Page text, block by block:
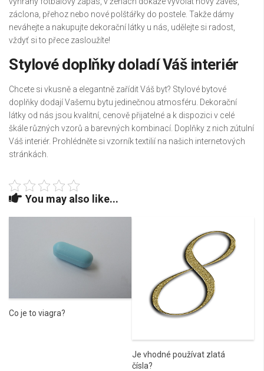
záclona, přehoz nebo nové polštářky do postele. Takže dámy
neváhejte a nakupujte dekorační látky u nás, udělejte si radost,
vždyť si to přece zasloužíte!
Stylové doplňky doladí Váš interiér
Chcete si vkusně a elegantně zařídit Váš byt? Stylové bytové
doplňky dodají Vašemu bytu jedinečnou atmosféru. Dekorační
látky od nás jsou kvalitní, cenově přijatelné a k dispozici v celé
škále různých vzorů a barevných kombinací. Doplňky z nich zútulní
Váš interiér. Prohlédněte si vzorník textilií na našich internetových
stránkách.
You may also like...
Co je to viagra?
Je vhodné používat zlatá
čísla?